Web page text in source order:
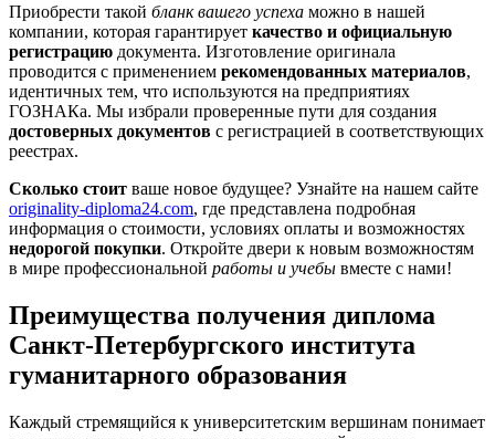
Приобрести такой бланк вашего успеха можно в нашей
компании, которая гарантирует качество и официальную
регистрацию документа. Изготовление оригинала
проводится с применением рекомендованных материалов,
идентичных тем, что используются на предприятиях
ГОЗНАКа. Мы избрали проверенные пути для создания
достоверных документов с регистрацией в соответствующих
реестрах.
Сколько стоит ваше новое будущее? Узнайте на нашем сайте
originality-diploma24.com, где представлена подробная
информация о стоимости, условиях оплаты и возможностях
недорогой покупки. Откройте двери к новым возможностям
в мире профессиональной работы и учебы вместе с нами!
Преимущества получения диплома
Санкт-Петербургского института
гуманитарного образования
Каждый стремящийся к университетским вершинам понимает